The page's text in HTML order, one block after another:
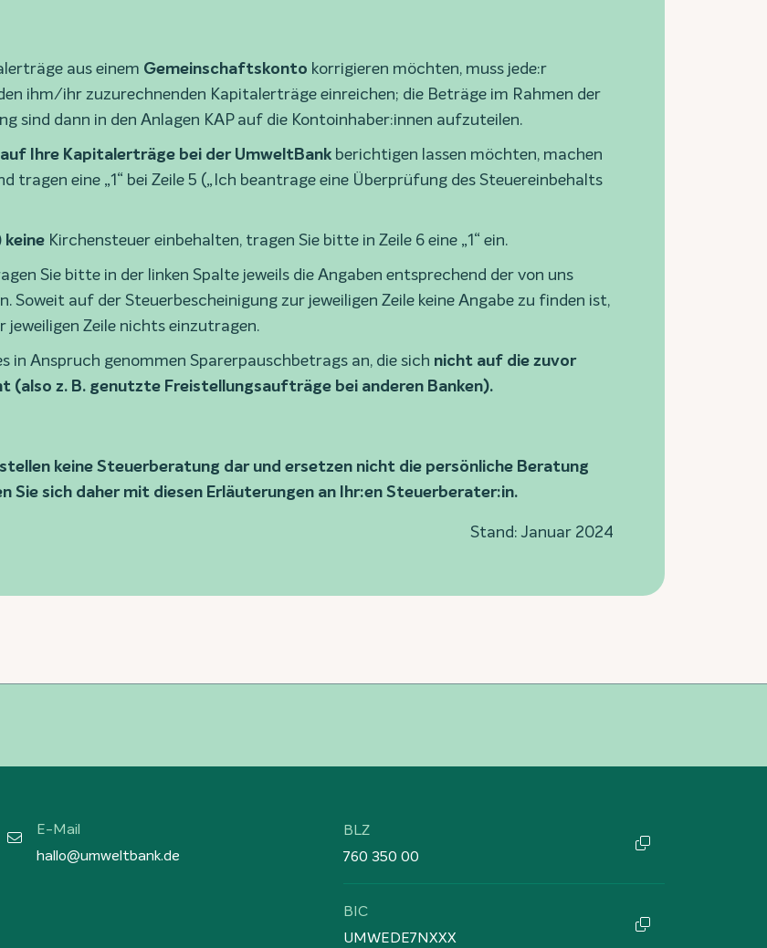
aus einem Gemeinschaftskonto korrigieren möchten, muss jede:r
ihm/ihr zuzurechnenden Kapitalerträge einreichen; die Beträge im Rahmen der
sind dann in den Anlagen KAP auf die Kontoinhaber:innen aufzuteilen.
Ihre Kapitalerträge bei der UmweltBankberichtigen lassen möchten, machen
tragen eine „1“ bei Zeile 5 („Ich beantrage eine Überprüfung des Steuereinbehalts
Kirchensteuer einbehalten, tragen Sie bitte in Zeile 6 eine „1“ ein.
Sie bitte in der linken Spalte jeweils die Angaben entsprechend der von uns
Soweit auf der Steuerbescheinigung zur jeweiligen Zeile keine Angabe zu finden ist,
jeweiligen Zeile nichts einzutragen.
in Anspruch genommen Sparerpauschbetrags an, die sich nicht auf die zuvor
(also z. B. genutzte Freistellungsaufträge bei anderen Banken).
keine Steuerberatung dar und ersetzen nicht die persönliche Beratung
sich daher mit diesen Erläuterungen an Ihr:en Steuerberater:in.
Stand: Januar 2024
E-Mail
hallo@umweltbank.de
BLZ
760 350 00
BIC
UMWEDE7NXXX